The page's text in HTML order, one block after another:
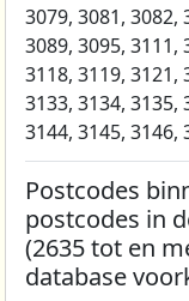
3079, 3081, 3082,
3089, 3095, 3111,
3118, 3119, 3121,
3133, 3134, 3135,
3144, 3145, 3146,
Postcodes
postcodes in
(2635 tot en
database